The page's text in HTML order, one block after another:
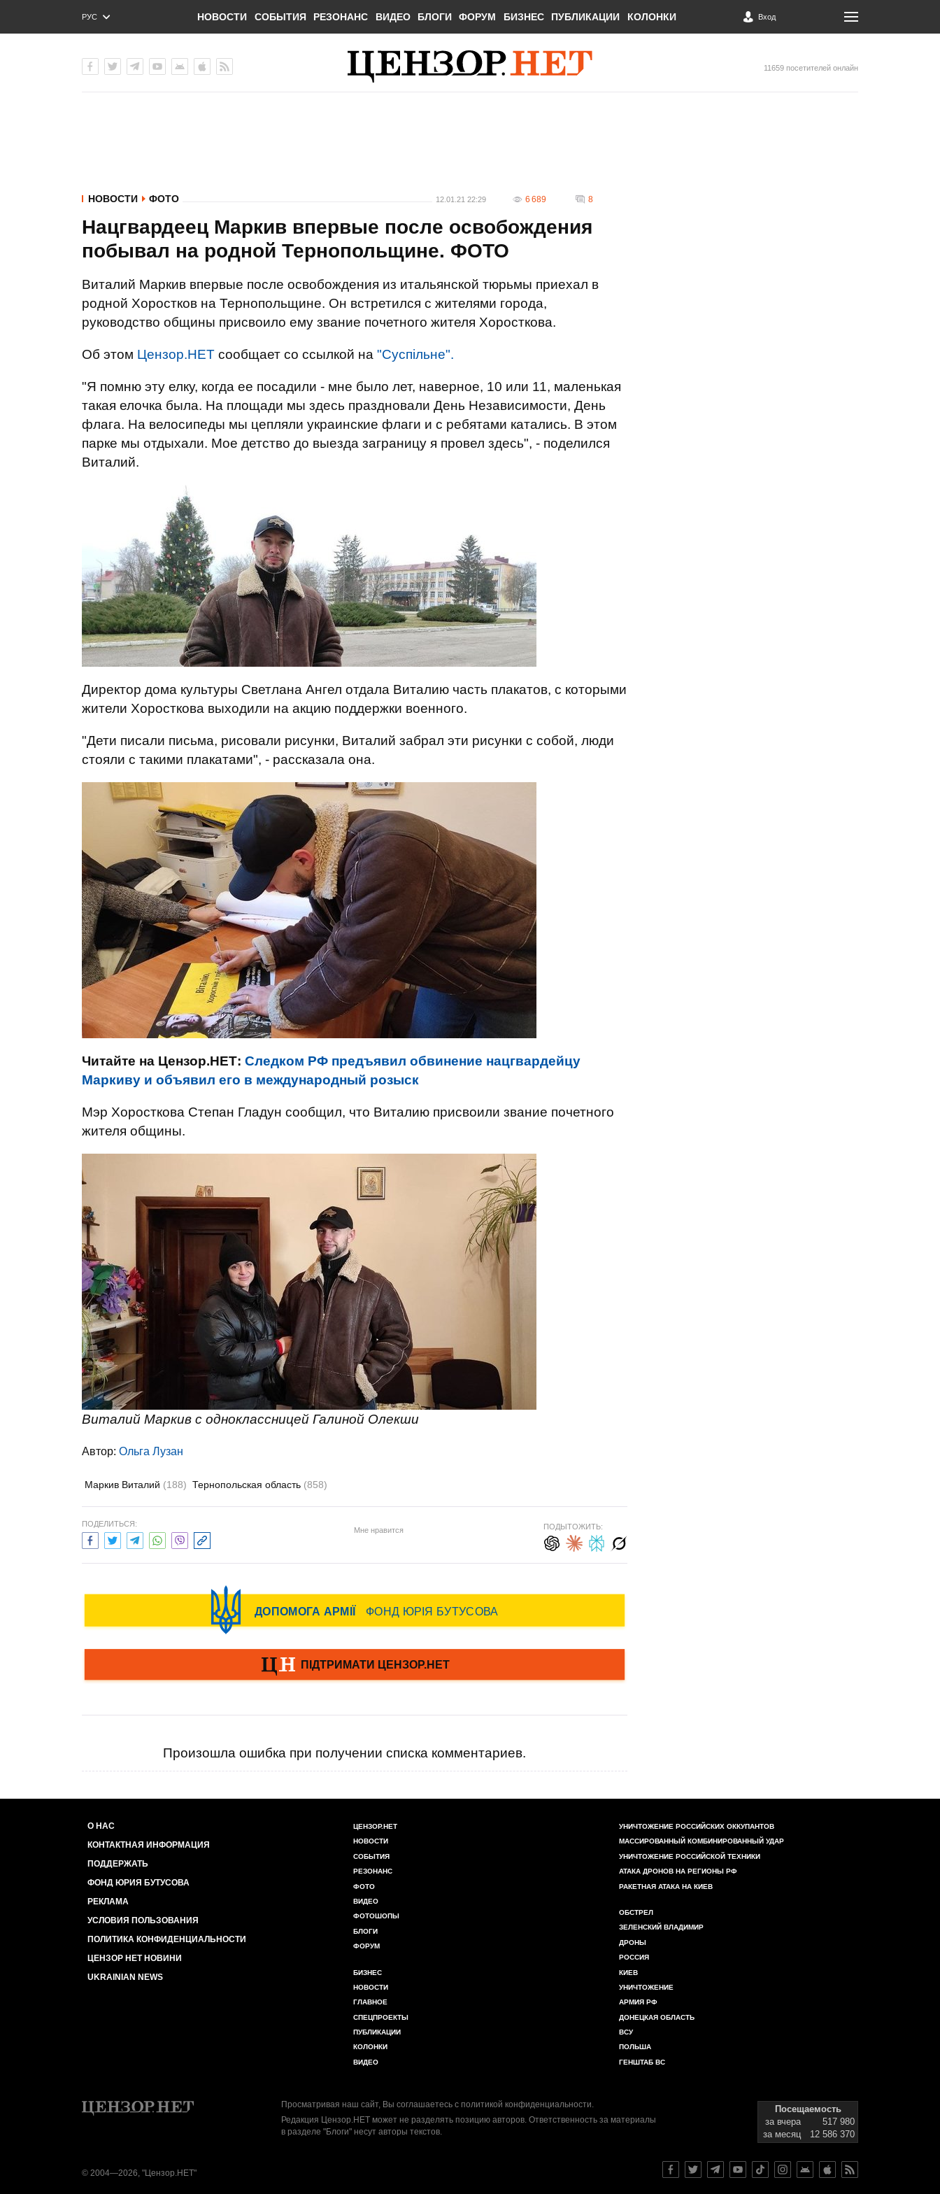
РУС
ENG
НОВОСТИ СОБЫТИЯ РЕЗОНАНС ВИДЕО БЛОГИ ФОРУМ БИЗНЕС ПУБЛИКАЦИИ КОЛОНКИ Вход
11659 посетителей онлайн
НОВОСТИ ФОТО 12.01.21 22:29 6 689 8
Нацгвардеец Маркив впервые после освобождения
побывал на родной Тернопольщине. ФОТО
Виталий Маркив впервые после освобождения из итальянской тюрьмы приехал в
родной Хоростков на Тернопольщине. Он встретился с жителями города,
руководство общины присвоило ему звание почетного жителя Хоросткова.
Об этом Цензор.НЕТ сообщает со ссылкой на "Суспільне".
"Я помню эту елку, когда ее посадили - мне было лет, наверное, 10 или 11, маленькая
такая елочка была. На площади мы здесь праздновали День Независимости, День
флага. На велосипеды мы цепляли украинские флаги и с ребятами катались. В этом
парке мы отдыхали. Мое детство до выезда заграницу я провел здесь", - поделился
Виталий.
Директор дома культуры Светлана Ангел отдала Виталию часть плакатов, с которыми
жители Хоросткова выходили на акцию поддержки военного.
"Дети писали письма, рисовали рисунки, Виталий забрал эти рисунки с собой, люди
стояли с такими плакатами", - рассказала она.
Читайте на Цензор.НЕТ: Следком РФ предъявил обвинение нацгвардейцу
Маркиву и объявил его в международный розыск
Мэр Хоросткова Степан Гладун сообщил, что Виталию присвоили звание почетного
жителя общины.
Виталий Маркив с одноклассницей Галиной Олекши
Автор: Ольга Лузан
Маркив Виталий (188) Тернопольская область (858)
ПОДЕЛИТЬСЯ:
Мне нравится ПОДЫТОЖИТЬ:
Произошла ошибка при получении списка комментариев.
О НАС
КОНТАКТНАЯ ИНФОРМАЦИЯ
ПОДДЕРЖАТЬ
ФОНД ЮРИЯ БУТУСОВА
РЕКЛАМА
УСЛОВИЯ ПОЛЬЗОВАНИЯ
ПОЛИТИКА КОНФИДЕНЦИАЛЬНОСТИ
ЦЕНЗОР НЕТ НОВИНИ
UKRAINIAN NEWS
ЦЕНЗОР.НЕТ
НОВОСТИ
СОБЫТИЯ
РЕЗОНАНС
ФОТО
ВИДЕО
ФОТОШОПЫ
БЛОГИ
ФОРУМ
БИЗНЕС
НОВОСТИ
ГЛАВНОЕ
СПЕЦПРОЕКТЫ
ПУБЛИКАЦИИ
КОЛОНКИ
ВИДЕО
УНИЧТОЖЕНИЕ РОССИЙСКИХ ОККУПАНТОВ
МАССИРОВАННЫЙ КОМБИНИРОВАННЫЙ УДАР
УНИЧТОЖЕНИЕ РОССИЙСКОЙ ТЕХНИКИ
АТАКА ДРОНОВ НА РЕГИОНЫ РФ
РАКЕТНАЯ АТАКА НА КИЕВ
ОБСТРЕЛ
ЗЕЛЕНСКИЙ ВЛАДИМИР
ДРОНЫ
РОССИЯ
КИЕВ
УНИЧТОЖЕНИЕ
АРМИЯ РФ
ДОНЕЦКАЯ ОБЛАСТЬ
ВСУ
ПОЛЬША
ГЕНШТАБ ВС
Просматривая наш сайт, Вы соглашаетесь с политикой конфиденциальности.
Редакция Цензор.НЕТ может не разделять позицию авторов. Ответственность за материалы
в разделе "Блоги" несут авторы текстов.
Посещаемость
за вчера
517 980
за месяц
12 586 370
© 2004—2026, "Цензор.НЕТ"